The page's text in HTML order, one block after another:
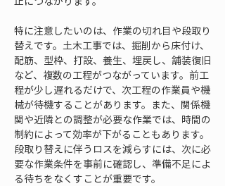
特に注意したいのは、作業の切れ目や段取り
替えです。土木工事では、掘削から床付け、
配筋、型枠、打設、養生、埋戻し、舗装復旧
など、複数の工程がつながっています。前工
程が少し遅れるだけで、次工程の作業員や機
械が待機することがあります。また、関係機
関や近隣との調整が必要な作業では、時間の
制約によって効率が下がることもあります。
段取り替えに伴うロスを減らすには、次に必
要な作業条件を事前に確認し、準備不足によ
る待ちをなくすことが重要です。